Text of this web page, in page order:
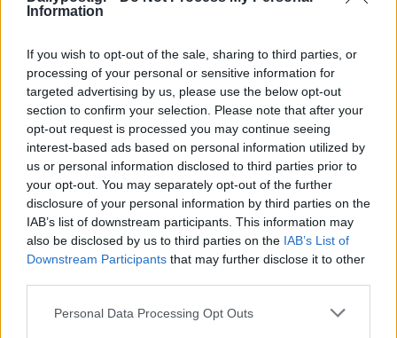
Information
If you wish to opt-out of the sale, sharing to third parties, or
processing of your personal or sensitive information for
targeted advertising by us, please use the below opt-out
section to confirm your selection. Please note that after your
opt-out request is processed you may continue seeing
interest-based ads based on personal information utilized by
us or personal information disclosed to third parties prior to
your opt-out. You may separately opt-out of the further
disclosure of your personal information by third parties on the
IAB’s list of downstream participants. This information may
also be disclosed by us to third parties on the IAB’s List of
Downstream Participants that may further disclose it to other
Personal Data Processing Opt Outs